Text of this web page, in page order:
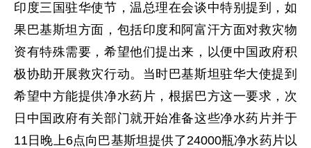
印度三国驻华使节，温总理在会谈中特别提到，如
果巴基斯坦方面，包括印度和阿富汗方面对救灾物
资有特殊需要，希望他们提出来，以便中国政府积
极协助开展救灾行动。当时巴基斯坦驻华大使提到
希望中方能提供净水药片，根据巴方这一要求，次
日中国政府有关部门就开始准备这些净水药片并于
11日晚上6点向巴基斯坦提供了24000瓶净水药片以